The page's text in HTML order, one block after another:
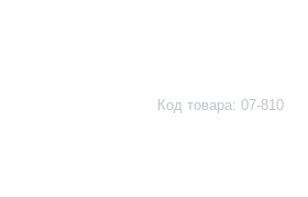
Код товара: 07-810